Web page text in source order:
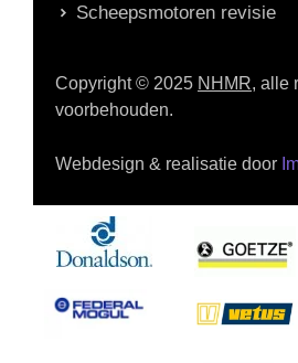
Scheepsmotoren revisie
Copyright © 2025 NHMR, alle
voorbehouden.
Webdesign & realisatie door